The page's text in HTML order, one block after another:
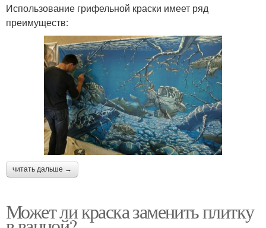
Использование грифельной краски имеет ряд
преимуществ:
читать дальше →
Может ли краска заменить плитку